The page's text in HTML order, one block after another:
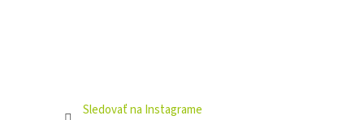
Sledovať na Instagrame